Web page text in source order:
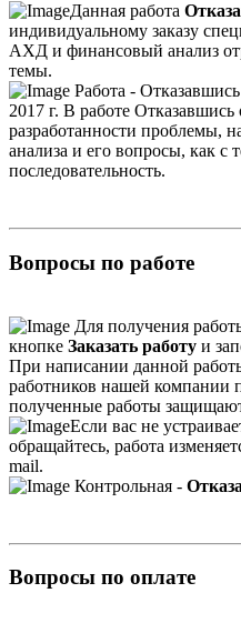
Данная работа
индивидуальному заказу
АХД и финансовый анализ
темы.
Работа -
2017 г. В работе
разработанности проблемы,
анализа и его вопросы, как с
последовательность.
Вопросы по работе
Для получения
кнопке Заказать работу и
При написании данной
работников нашей компании
полученные работы
Если вас не
обращайтесь, работа
mail.
Контрольная -
Вопросы по оплате